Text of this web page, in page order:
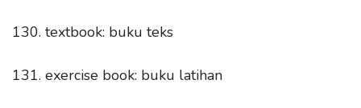
130. textbook: buku teks
131. exercise book: buku latihan